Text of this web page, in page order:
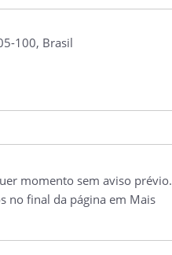
100, Brasil
momento sem aviso prévio.
no final da página em Mais